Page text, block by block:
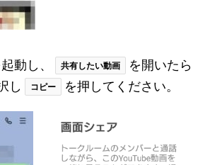
動し、 共有したい動画 を開いたら
し コピー を押してください。